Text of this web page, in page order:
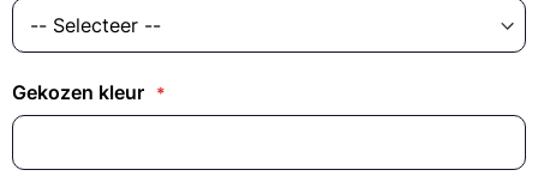
Gekozen kleur